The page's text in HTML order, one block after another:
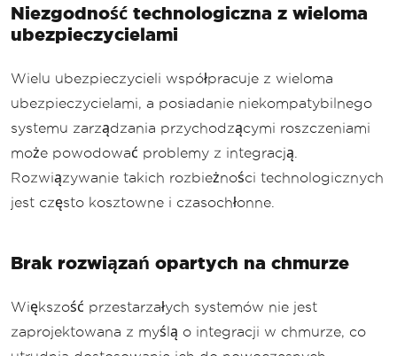
Niezgodność technologiczna z wieloma
ubezpieczycielami
Wielu ubezpieczycieli współpracuje z wieloma
ubezpieczycielami, a posiadanie niekompatybilnego
systemu zarządzania przychodzącymi roszczeniami
może powodować problemy z integracją.
Rozwiązywanie takich rozbieżności technologicznych
jest często kosztowne i czasochłonne.
Brak rozwiązań opartych na chmurze
Większość przestarzałych systemów nie jest
zaprojektowana z myślą o integracji w chmurze, co